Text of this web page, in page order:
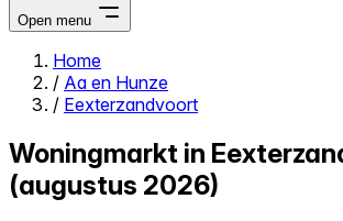
Open menu
Close menu
Home
/ Aa en Hunze
/ Eexterzandvoort
Woningmarkt in
(augustus 2026)